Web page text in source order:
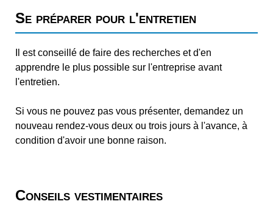
Se préparer pour l'entretien
Il est conseillé de faire des recherches et d'en
apprendre le plus possible sur l'entreprise avant
l'entretien.
Si vous ne pouvez pas vous présenter, demandez un
nouveau rendez-vous deux ou trois jours à l'avance, à
condition d'avoir une bonne raison.
Conseils vestimentaires